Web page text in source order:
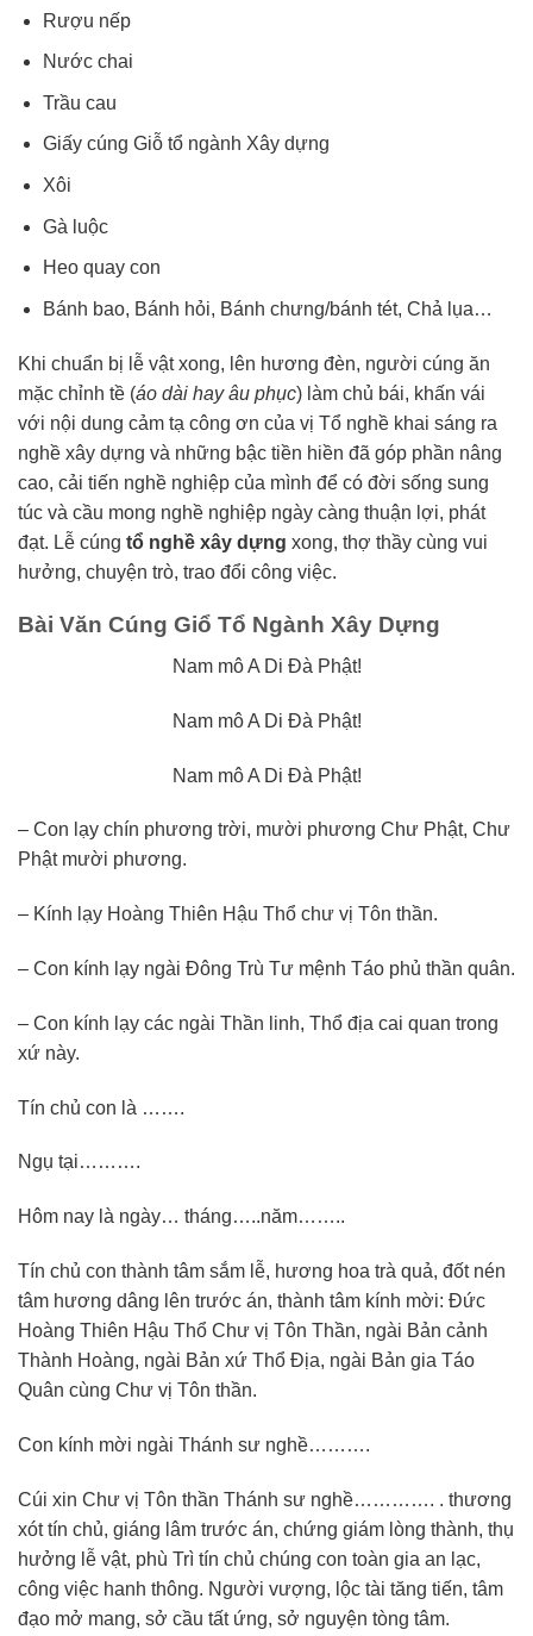
Rượu nếp
Nước chai
Trầu cau
Giấy cúng Giỗ tổ ngành Xây dựng
Xôi
Gà luộc
Heo quay con
Bánh bao, Bánh hỏi, Bánh chưng/bánh tét, Chả lụa…
Khi chuẩn bị lễ vật xong, lên hương đèn, người cúng ăn
mặc chỉnh tề (áo dài hay âu phục) làm chủ bái, khấn vái
với nội dung cảm tạ công ơn của vị Tổ nghề khai sáng ra
nghề xây dựng và những bậc tiền hiền đã góp phần nâng
cao, cải tiến nghề nghiệp của mình để có đời sống sung
túc và cầu mong nghề nghiệp ngày càng thuận lợi, phát
đạt. Lễ cúng tổ nghề xây dựng xong, thợ thầy cùng vui
hưởng, chuyện trò, trao đổi công việc.
Bài Văn Cúng Giổ Tổ Ngành Xây Dựng
Nam mô A Di Đà Phật!
Nam mô A Di Đà Phật!
Nam mô A Di Đà Phật!
– Con lạy chín phương trời, mười phương Chư Phật, Chư
Phật mười phương.
– Kính lạy Hoàng Thiên Hậu Thổ chư vị Tôn thần.
– Con kính lạy ngài Đông Trù Tư mệnh Táo phủ thần quân.
– Con kính lạy các ngài Thần linh, Thổ địa cai quan trong
xứ này.
Tín chủ con là …….
Ngụ tại……….
Hôm nay là ngày… tháng…..năm……..
Tín chủ con thành tâm sắm lễ, hương hoa trà quả, đốt nén
tâm hương dâng lên trước án, thành tâm kính mời: Đức
Hoàng Thiên Hậu Thổ Chư vị Tôn Thần, ngài Bản cảnh
Thành Hoàng, ngài Bản xứ Thổ Địa, ngài Bản gia Táo
Quân cùng Chư vị Tôn thần.
Con kính mời ngài Thánh sư nghề……….
Cúi xin Chư vị Tôn thần Thánh sư nghề…………. . thương
xót tín chủ, giáng lâm trước án, chứng giám lòng thành, thụ
hưởng lễ vật, phù Trì tín chủ chúng con toàn gia an lạc,
công việc hanh thông. Người vượng, lộc tài tăng tiến, tâm
đạo mở mang, sở cầu tất ứng, sở nguyện tòng tâm.